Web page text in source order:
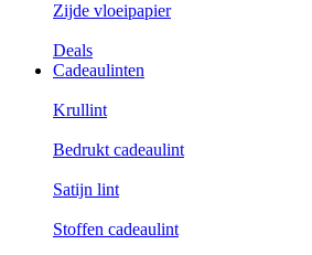
Zijde vloeipapier
Deals
Cadeaulinten
Krullint
Bedrukt cadeaulint
Satijn lint
Stoffen cadeaulint